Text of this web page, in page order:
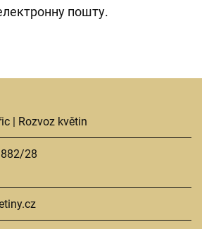
пошту.
| Rozvoz květin
28